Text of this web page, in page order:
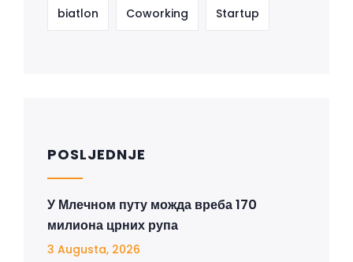
biatlon Coworking Startup
POSLJEDNJE
У Млечном путу можда вреба 170
милиона црних рупа
3 Augusta, 2026